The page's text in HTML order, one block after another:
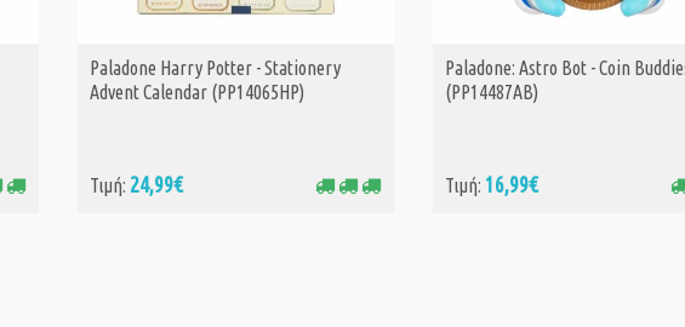
ΑΓΟΡΑ
Paladone Harry Potter - Stationery
Advent Calendar (PP14065HP)
Τιμή: 24,99€
ΑΓΟΡΑ
Paladone: Astro Bot - Coin
(PP14487AB)
Τιμή: 16,99€